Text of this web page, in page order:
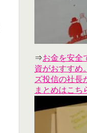
⇒お金を安全
資がおすすめ
ズ投信の社長
まとめはこち